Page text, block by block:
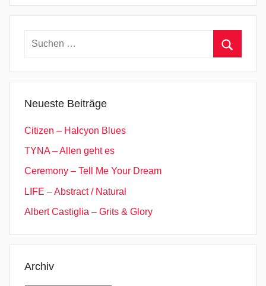
Suchen
Neueste Beiträge
Citizen – Halcyon Blues
TYNA – Allen geht es
Ceremony – Tell Me Your Dream
LIFE – Abstract / Natural
Albert Castiglia – Grits & Glory
Archiv